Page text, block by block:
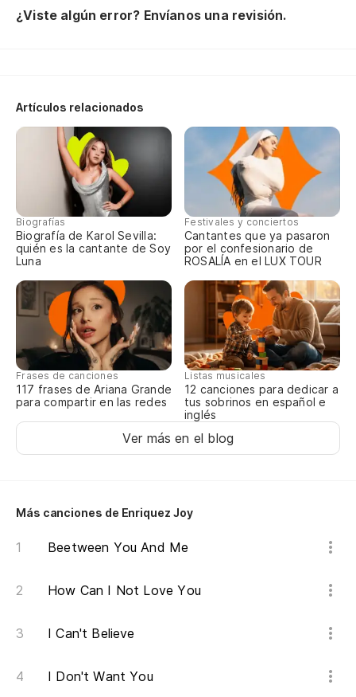
¿Viste algún error? Envíanos una revisión.
Artículos relacionados
Biografías
Biografía de Karol Sevilla:
quién es la cantante de Soy
Luna
Festivales y conciertos
Cantantes que ya pasaron
por el confesionario de
ROSALÍA en el LUX TOUR
Frases de canciones
117 frases de Ariana Grande
para compartir en las redes
Listas musicales
12 canciones para dedicar a
tus sobrinos en español e
inglés
Ver más en el blog
Más canciones de Enriquez Joy
Beetween You And Me
How Can I Not Love You
I Can't Believe
I Don't Want You